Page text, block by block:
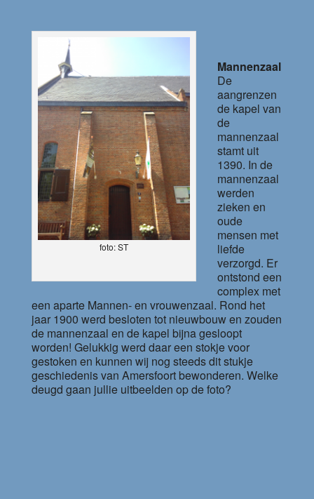
foto: ST
Mannenzaal
De
aangrenzen
de kapel van
de
mannenzaal
stamt uit
1390. In de
mannenzaal
werden
zieken en
oude
mensen met
liefde
verzorgd. Er
ontstond een
complex met
een aparte Mannen- en vrouwenzaal. Rond het
jaar 1900 werd besloten tot nieuwbouw en zouden
de mannenzaal en de kapel bijna gesloopt
worden! Gelukkig werd daar een stokje voor
gestoken en kunnen wij nog steeds dit stukje
geschiedenis van Amersfoort bewonderen. Welke
deugd gaan jullie uitbeelden op de foto?